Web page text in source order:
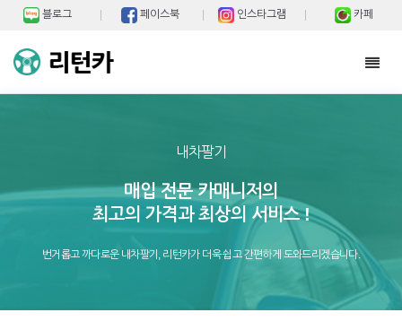
블로그 페이스북 인스타그램 카페
내차팔기
매입 전문 카매니저의
최고의 가격과 최상의 서비스 !
번거롭고 까다로운 내차팔기, 리턴카가 더욱 쉽고 간편하게 도와드리겠습니다.